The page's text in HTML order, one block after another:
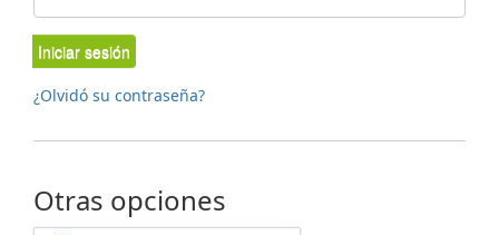
Iniciar sesión
¿Olvidó su contraseña?
Otras opciones